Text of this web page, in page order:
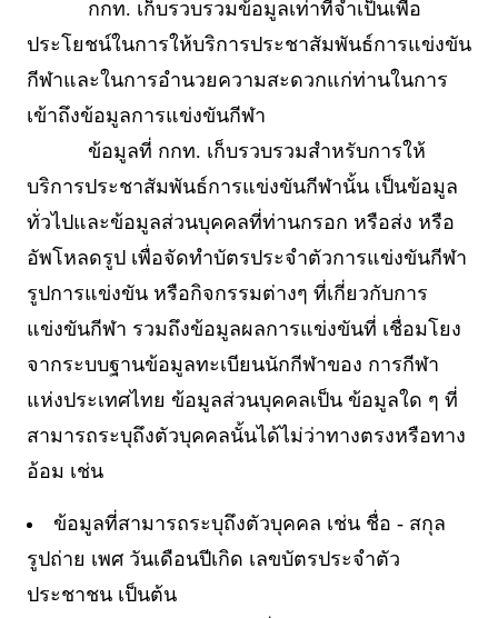
กกท. เก็บรวบรวมข้อมูลเท่าที่จำเป็นเพื่อ
ประโยชน์ในการให้บริการประชาสัมพันธ์การแข่งขัน
กีฬาและในการอำนวยความสะดวกแก่ท่านในการ
เข้าถึงข้อมูลการแข่งขันกีฬา
ข้อมูลที่ กกท. เก็บรวบรวมสำหรับการให้
บริการประชาสัมพันธ์การแข่งขันกีฬานั้น เป็นข้อมูล
ทั่วไปและข้อมูลส่วนบุคคลที่ท่านกรอก หรือส่ง หรือ
อัพโหลดรูป เพื่อจัดทำบัตรประจำตัวการแข่งขันกีฬา
รูปการแข่งขัน หรือกิจกรรมต่างๆ ที่เกี่ยวกับการ
แข่งขันกีฬา รวมถึงข้อมูลผลการแข่งขันที่ เชื่อมโยง
จากระบบฐานข้อมูลทะเบียนนักกีฬาของ การกีฬา
แห่งประเทศไทย ข้อมูลส่วนบุคคลเป็น ข้อมูลใด ๆ ที่
สามารถระบุถึงตัวบุคคลนั้นได้ไม่ว่าทางตรงหรือทาง
อ้อม เช่น
ข้อมูลที่สามารถระบุถึงตัวบุคคล เช่น ชื่อ - สกุล
รูปถ่าย เพศ วันเดือนปีเกิด เลขบัตรประจำตัว
ประชาชน เป็นต้น